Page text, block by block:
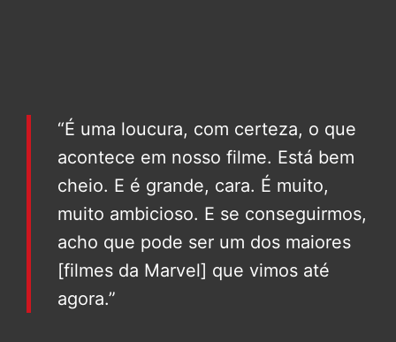
“É uma loucura, com certeza, o que
acontece em nosso filme. Está bem
cheio. E é grande, cara. É muito,
muito ambicioso. E se conseguirmos,
acho que pode ser um dos maiores
[filmes da Marvel] que vimos até
agora.”